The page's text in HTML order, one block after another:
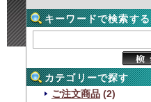
キーワードで検索する
カテゴリーで探す
ご注文商品 (2)